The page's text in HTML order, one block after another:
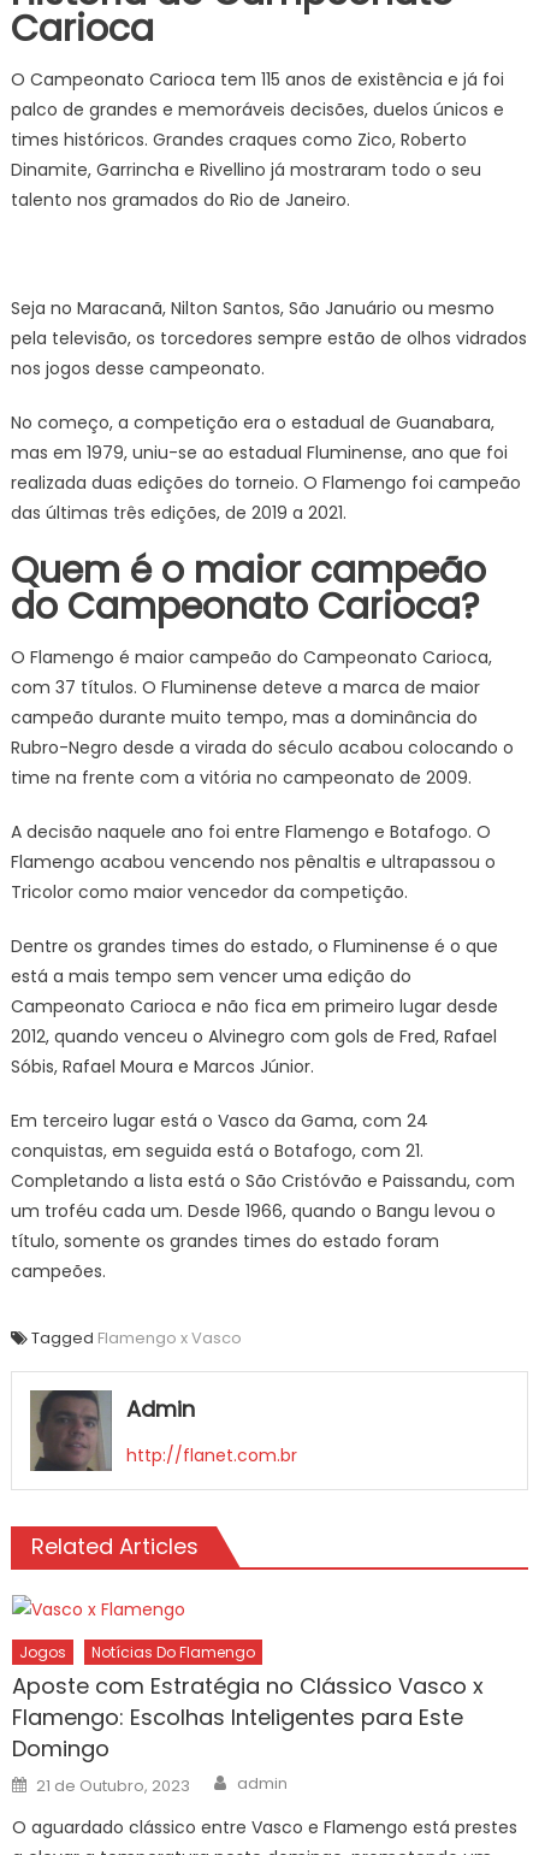
Carioca
O Campeonato Carioca tem 115 anos de existência e já foi
palco de grandes e memoráveis decisões, duelos únicos e
times históricos. Grandes craques como Zico, Roberto
Dinamite, Garrincha e Rivellino já mostraram todo o seu
talento nos gramados do Rio de Janeiro.
Seja no Maracanã, Nilton Santos, São Januário ou mesmo
pela televisão, os torcedores sempre estão de olhos vidrados
nos jogos desse campeonato.
No começo, a competição era o estadual de Guanabara,
mas em 1979, uniu-se ao estadual Fluminense, ano que foi
realizada duas edições do torneio. O Flamengo foi campeão
das últimas três edições, de 2019 a 2021.
Quem é o maior campeão
do Campeonato Carioca?
O Flamengo é maior campeão do Campeonato Carioca,
com 37 títulos. O Fluminense deteve a marca de maior
campeão durante muito tempo, mas a dominância do
Rubro-Negro desde a virada do século acabou colocando o
time na frente com a vitória no campeonato de 2009.
A decisão naquele ano foi entre Flamengo e Botafogo. O
Flamengo acabou vencendo nos pênaltis e ultrapassou o
Tricolor como maior vencedor da competição.
Dentre os grandes times do estado, o Fluminense é o que
está a mais tempo sem vencer uma edição do
Campeonato Carioca e não fica em primeiro lugar desde
2012, quando venceu o Alvinegro com gols de Fred, Rafael
Sóbis, Rafael Moura e Marcos Júnior.
Em terceiro lugar está o Vasco da Gama, com 24
conquistas, em seguida está o Botafogo, com 21.
Completando a lista está o São Cristóvão e Paissandu, com
um troféu cada um. Desde 1966, quando o Bangu levou o
título, somente os grandes times do estado foram
campeões.
Tagged Flamengo x Vasco
Admin
http://flanet.com.br
Related Articles
Jogos Notícias Do Flamengo
Aposte com Estratégia no Clássico Vasco x
Flamengo: Escolhas Inteligentes para Este
Domingo
Posted
on
21 de Outubro, 2023 Author
admin
O aguardado clássico entre Vasco e Flamengo está prestes